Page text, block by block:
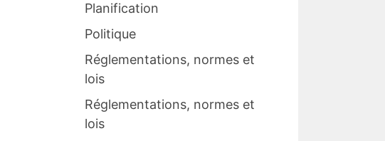
Planification
Politique
Réglementations, normes et
lois
Réglementations, normes et
lois